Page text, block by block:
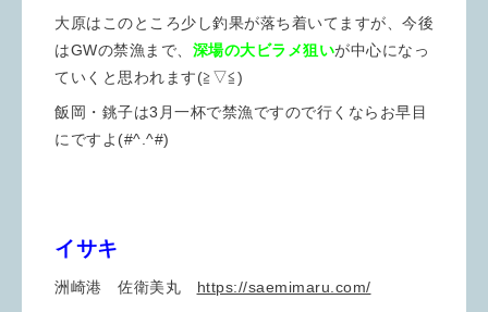
大原はこのところ少し釣果が落ち着いてますが、今後
はGWの禁漁まで、 深場の大ビラメ狙いが中心になっ
ていくと思われます(≧▽≦)
飯岡・銚子は3月一杯で禁漁ですので行くならお早目
にですよ(#^.^#)
イサキ
洲崎港 佐衛美丸 https://saemimaru.com/